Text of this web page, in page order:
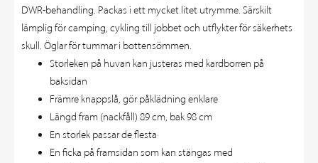
DWR-behandling. Packas i ett mycket litet utrymme. Särskilt
lämplig för camping, cykling till jobbet och utflykter för säkerhets
skull. Öglar för tummar i bottensömmen.
Storleken på huvan kan justeras med kardborren på
baksidan
Främre knappslå, gör påklädning enklare
Längd fram (nackfåll) 89 cm, bak 98 cm
En storlek passar de flesta
En ficka på framsidan som kan stängas med